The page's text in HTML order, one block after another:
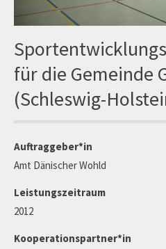
für die Gemeinde
(Schleswig-
Auftraggeber*in
Amt Dänischer Wohld
Leistungszeitraum
2012
Kooperationspartner*in